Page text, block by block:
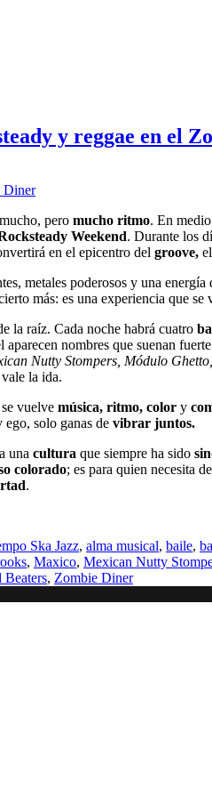
y reggae en el
pero mucho ritmo. En
Weekend. Durante los
en el epicentro del groove, el
metales poderosos y una energía
más: es una experiencia que se
la raíz. Cada noche habrá cuatro
nombres que suenan
Nutty Stompers, Módulo
la ida.
vuelve música, ritmo, color y
solo ganas de vibrar juntos.
a una cultura que siempre ha sido
colorado; es para quien necesita
.
Ska Jazz, alma musical, baile,
, Maxico, Mexican Nutty
Beaters, Zombie Diner